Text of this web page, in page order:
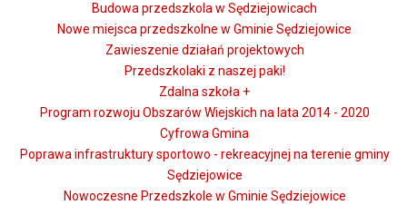
Budowa przedszkola w Sędziejowicach
Nowe miejsca przedszkolne w Gminie Sędziejowice
Zawieszenie działań projektowych
Przedszkolaki z naszej paki!
Zdalna szkoła +
Program rozwoju Obszarów Wiejskich na lata 2014 - 2020
Cyfrowa Gmina
Poprawa infrastruktury sportowo - rekreacyjnej na terenie gminy
Sędziejowice
Nowoczesne Przedszkole w Gminie Sędziejowice